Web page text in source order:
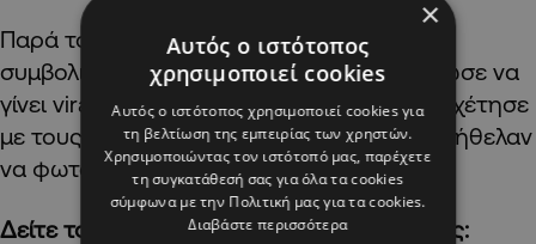
Παρά το πλουσιοπάροχο και γεμάτο
συμβολισμούς δείπνο, αυτός που κατόρθωσε να
γίνει viral ήταν ο Έλον Μασκ, που δυσανασχέτησε
με τους Κινέζους συνδαιτυμόνες του, που ήθελαν
να φωτογραφηθούν μαζί του.
Δείτε το ρεπορτάζ του Γιάννη Ξενοφώντος:
×
Αυτός ο ιστότοπος
χρησιμοποιεί cookies
Αυτός ο ιστότοπος χρησιμοποιεί cookies για
τη βελτίωση της εμπειρίας των χρηστών.
Χρησιμοποιώντας τον ιστότοπό μας, παρέχετε
τη συγκατάθεσή σας για όλα τα cookies
σύμφωνα με την Πολιτική μας για τα cookies.
Διαβάστε περισσότερα